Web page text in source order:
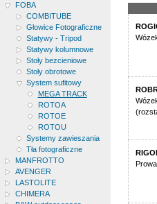
FOBA
COMBITUBE
Głowice Fotograficzne
Statywy - Tripod
Statywy kolumnowe
Stoły bezcieniowe
Stoły obrotowe
System sufitowy
MEGA TRACK
ROTOA
ROTOE
ROTOU
Systemy zawieszania
Tła fotograficzne
MANFROTTO
AVENGER
LASTOLITE
CHIMERA